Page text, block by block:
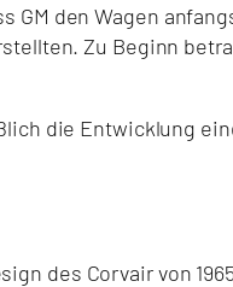
GM den Wagen
Zu Beginn
die Entwicklung
des Corvair von